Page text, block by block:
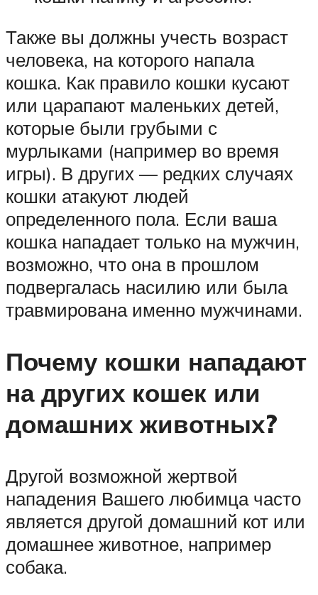
Также вы должны учесть возраст
человека, на которого напала
кошка. Как правило кошки кусают
или царапают маленьких детей,
которые были грубыми с
мурлыками (например во время
игры). В других — редких случаях
кошки атакуют людей
определенного пола. Если ваша
кошка нападает только на мужчин,
возможно, что она в прошлом
подвергалась насилию или была
травмирована именно мужчинами.
Почему кошки нападают
на других кошек или
домашних животных?
Другой возможной жертвой
нападения Вашего любимца часто
является другой домашний кот или
домашнее животное, например
собака.